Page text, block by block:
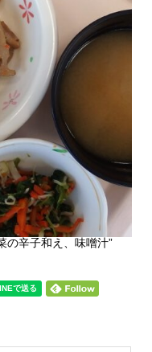
の辛子和え、味噌汁”